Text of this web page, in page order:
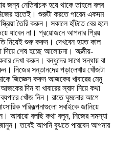
নেতিবাচক হয়ে থাকে তাহলে বলব
হাতেই। শুরুটা করতে পারেন একদম
তৈরি করুন। সকালে হাঁটতে বের হলে
যাবেন না। প্রয়োজনে আপনার প্রিয়
নিয়েই শুরু করুন। দেখবেন হয়ত কাল
দিয়ে শেষ হচ্ছে আলোচনা। আত্মীয়-
দেখা করুন। বন্ধুদের সাথে সন্ধায় বা
নিজের সন্তানদের পড়ালেখার খোঁজটা
জিজ্ঞেস করুন আজকের খাবারের মেনু
দিন বা খাবারের স্বাদ নিয়ে কথা
খোঁজ নিন। রাতে ঘুমনোর আগে
পরিকল্পনাগুলো সবাইকে জানিয়ে
আবারো বলছি কথা বলুন, নিজের সমস্যা
জানুন। তবেই আপনি বুঝতে পারবেন আপনার